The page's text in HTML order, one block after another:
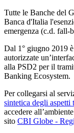
Tutte le Banche del
Banca d'Italia
emergenza (c.d. fall-
Dal 1° giugno 2019
autorizzate
alla PSD2 per il
Banking Ecosystem.
Per collegarsi al
sintetica degli aspetti
accedere
sito CBI Globe -